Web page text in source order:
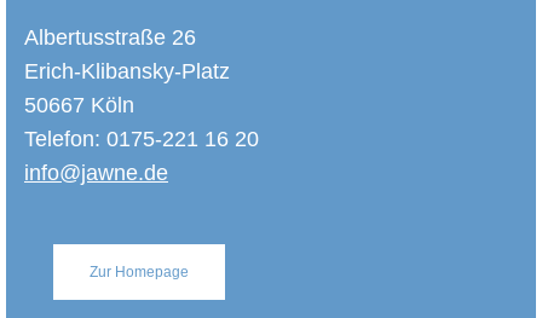
Albertusstraße 26
Erich-Klibansky-Platz
50667 Köln
Telefon: 0175-221 16 20
info@jawne.de
Zur Homepage